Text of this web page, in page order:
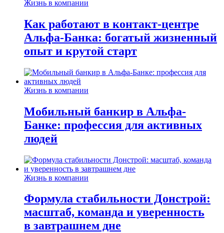
Жизнь в компании
Как работают в контакт-центре
Альфа-Банка: богатый жизненный
опыт и крутой старт
Жизнь в компании
Мобильный банкир в Альфа-
Банке: профессия для активных
людей
Жизнь в компании
Формула стабильности Донстрой:
масштаб, команда и уверенность
в завтрашнем дне